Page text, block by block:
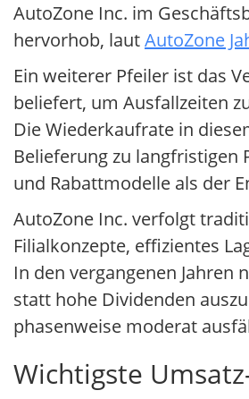
AutoZone Inc. im
hervorhob, lautAutoZone
Ein weiterer Pfeiler ist das
beliefert, um Ausfallzeiten
Die Wiederkaufrate in
Belieferung zu langfristigen
und Rabattmodelle als der
AutoZone Inc. verfolgt
Filialkonzepte, effizientes
In den vergangenen
statt hohe Dividenden
phasenweise moderat
Wichtigste